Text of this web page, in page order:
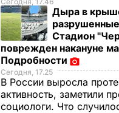
Дыра в
Стадион
поврежден накануне
Подробности
Сегодня, 17.25
В России выросла
активность, заметили
социологи. Что